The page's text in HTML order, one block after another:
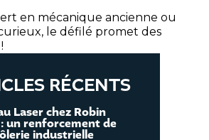
en mécanique ancienne ou
le défilé promet des
RÉCENTS
Laser chez Robin
un renforcement de
industrielle